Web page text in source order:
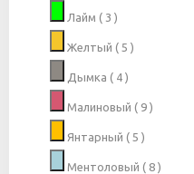
Лайм ( 3 )
Желтый ( 5 )
Дымка ( 4 )
Малиновый ( 9 )
Янтарный ( 5 )
Ментоловый ( 8 )